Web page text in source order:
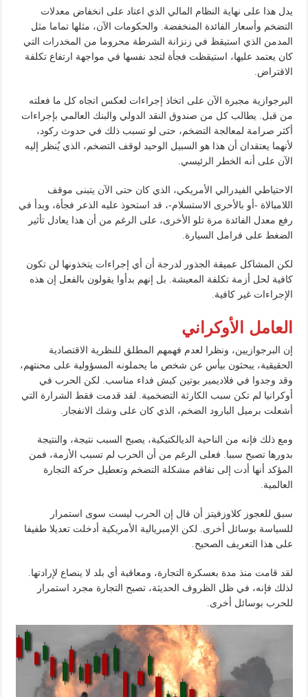
يدل هذا على نهاية النظام المالي الذي اعتاد على انخفاض معدلات
التضخم وأسعار الفائدة المنخفضة. والحكومات الآن، مثلها تماما مثل
المدمن الذي استيقظ في زنزانة الشرطة محروما من المخدرات التي
كان يعتمد عليها، استيقظت فجأة لتجد نفسها في مواجهة ارتفاع تكلفة
الاقتراض.
البرجوازية مجبرة الآن على اتخاذ إجراءات لعكس اتجاه كل ما فعلته
من قبل. يطالب كل من صندوق النقد الدولي والبنك العالمي بإجراءات
أكثر صرامة لمعالجة التضخم، حتى لو تسبب ذلك في حدوث ركود،
لأنهما يعتقدان أن هذا هو السبيل الوحيد لوقف التضخم، الذي يُنظر إليه
الآن على أنه الخطر الرئيسي.
الاحتياطي الفيدرالي الأمريكي، الذي كان حتى الآن يتبنى موقف
اللامبالاة -أو بالأحرى الاستسلام-، قد استحوذ عليه الذعر فجأة، وبدأ في
رفع معدل الفائدة مرة تلو الأخرى، على الرغم من أن هذا يعادل تأثير
الضغط على فرامل السيارة.
لكن المشاكل عميقة الجذور لدرجة أن أي إجراءات يتخذونها لن تكون
كافية لحل أزمة تكلفة المعيشة. بل إنهم بدأوا يقولون بالفعل إن هذه
الإجراءات غير كافية.
العامل الأوكراني
إن البرجوازيين، ونظرا لعدم فهمهم المطلق للنظرية الاقتصادية
الحقيقية، يبحثون بيأس عن شخص ما يحملونه المسؤولية على محنتهم،
وقد وجدوا في فلاديمير بوتين كبش فداء مناسب. لكن الحرب في
أوكرانيا لم تكن سبب الكارثة التضخمية. لقد قدمت فقط الشرارة التي
أشعلت برميل البارود الضخم، الذي كان على وشك الانفجار.
ومع ذلك فإنه من الناحية الديالكتيكية، يصبح السبب نتيجة، والنتيجة
بدورها تصبح سببا. فعلى الرغم من أن الحرب لم تسبب الأزمة، فمن
المؤكد أنها أدت إلى تفاقم مشكلة التضخم وتعطيل حركة التجارة
العالمية.
سبق للعجوز كلاوزفيتز أن قال إن الحرب ليست سوى استمرار
للسياسة بوسائل أخرى. لكن الإمبريالية الأمريكية أدخلت تعديلا طفيفا
على هذا التعريف الصحيح.
لقد قامت منذ مدة بعسكرة التجارة، ومعاقبة أي بلد لا ينصاع لإرادتها.
لذلك فإنه، في ظل الظروف الحديثة، تصبح التجارة مجرد استمرار
للحرب بوسائل أخرى.